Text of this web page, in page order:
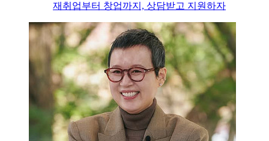
재취업부터 창업까지, 상담받고 지원하자